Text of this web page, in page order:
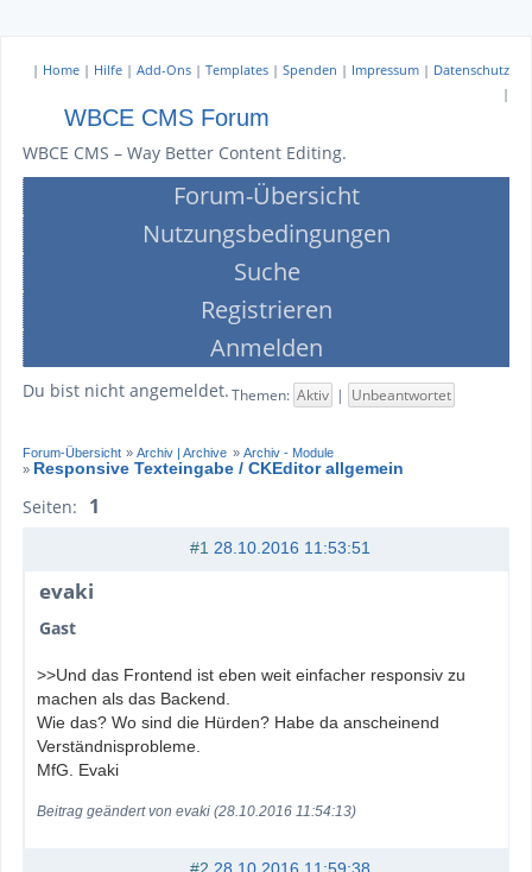
| Home | Hilfe | Add-Ons | Templates | Spenden | Impressum | Datenschutz
|
WBCE CMS Forum
WBCE CMS – Way Better Content Editing.
Forum-Übersicht
Nutzungsbedingungen
Suche
Registrieren
Anmelden
Du bist nicht angemeldet. Themen: Aktiv | Unbeantwortet
Forum-Übersicht »Archiv | Archive » Archiv - Module
» Responsive Texteingabe / CKEditor allgemein
Seiten: 1
#1 28.10.2016 11:53:51
evaki
Gast
>>Und das Frontend ist eben weit einfacher responsiv zu
machen als das Backend.
Wie das? Wo sind die Hürden? Habe da anscheinend
Verständnisprobleme.
MfG. Evaki
Beitrag geändert von evaki (28.10.2016 11:54:13)